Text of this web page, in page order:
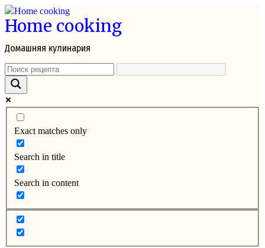
Перейти
к
Home cooking
Домашняя кулинария
Exact matches only
Search in title
Search in content